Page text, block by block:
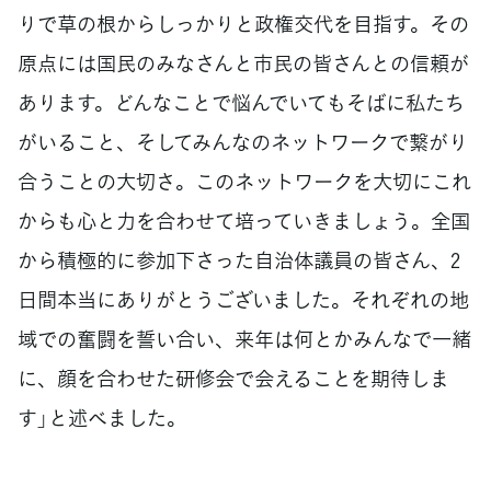
りで草の根からしっかりと政権交代を目指す。その
原点には国民のみなさんと市民の皆さんとの信頼が
あります。どんなことで悩んでいてもそばに私たち
がいること、そしてみんなのネットワークで繋がり
合うことの大切さ。このネットワークを大切にこれ
からも心と力を合わせて培っていきましょう。全国
から積極的に参加下さった自治体議員の皆さん、2
日間本当にありがとうございました。それぞれの地
域での奮闘を誓い合い、来年は何とかみんなで一緒
に、顔を合わせた研修会で会えることを期待しま
す」と述べました。